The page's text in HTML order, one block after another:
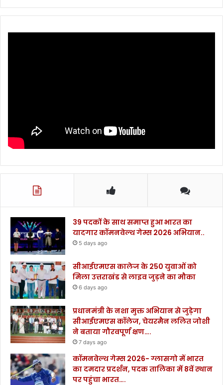
श
.
39 पदकों के साथ समाप्त हुआ भारत का
यादगार कॉमनवेल्थ गेम्स 2026 अभियान..
5 days ago
सीआईएमएस कालेज के 250 युवाओं को
मिला उत्तराखंड से लाइव जुड़ने का मौका
6 days ago
प्रधानमंत्री के नशा मुक्त अभियान से जुड़ेगा
सीआईएमएस कॉलेज, चेयरमैन ललित जोशी
ने बताया गौरवपूर्ण क्षण….
7 days ago
कॉमनवेल्थ गेम्स 2026- ग्लासगो में भारत
का दमदार प्रदर्शन, पदक तालिका में 8वें स्थान
पर पहुंचा भारत….